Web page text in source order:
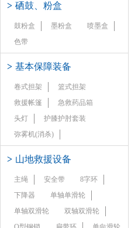
> 硒鼓、粉盒
鼓粉盒 墨粉盒
喷墨盒
色带
> 基本保障装备
卷式担架
篮式担架
救援帐篷
急救药品箱
头灯
护膝护肘套装
弥雾机(消杀)
> 山地救援设备
主绳 安全带
8字环
下降器
单轴单滑轮
单轴双滑轮
双轴双滑轮